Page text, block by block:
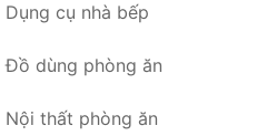
Dụng cụ nhà bếp
Đồ dùng phòng ăn
Nội thất phòng ăn